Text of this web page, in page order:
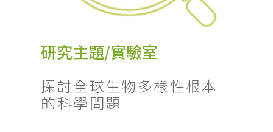
研究主題/實驗室
探討全球生物多樣性根本
的科學問題